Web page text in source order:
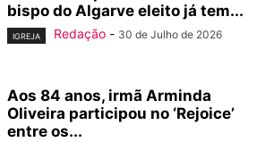
bispo do Algarve eleito já tem...
IGREJA Redação - 30 de Julho de 2026
Aos 84 anos, irmã Arminda
Oliveira participou no ‘Rejoice’
entre os...